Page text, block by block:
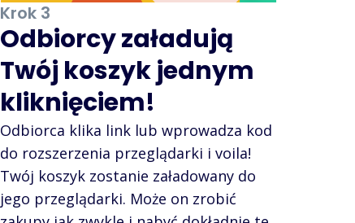
Krok 3
Odbiorcy załadują
Twój koszyk jednym
kliknięciem!
Odbiorca klika link lub wprowadza kod
do rozszerzenia przeglądarki i voila!
Twój koszyk zostanie załadowany do
jego przeglądarki. Może on zrobić